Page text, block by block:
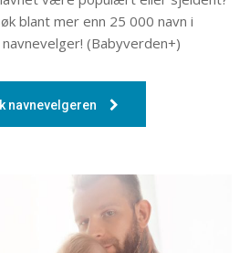
blant mer enn 25 000 navn i
(Babyverden+)
navnevelgeren